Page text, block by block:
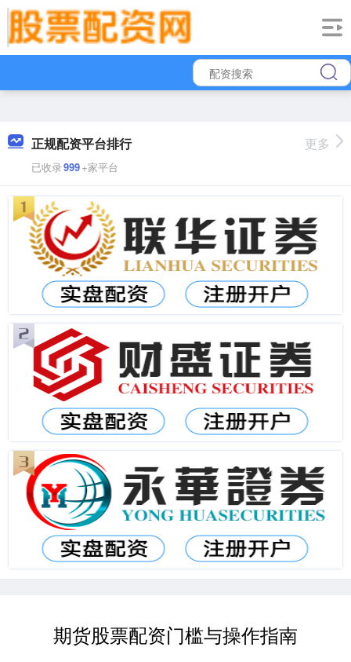
正规配资平台排行
已收录999+家平台
更多
期货股票配资门槛与操作指南